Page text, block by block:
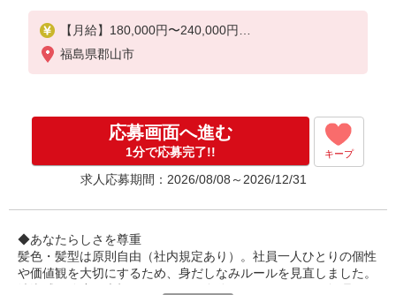
【月給】180,000円〜240,000円
▼下記別途支給
寸志あり：年2回（6月・12月）
※業績による
特別報酬：平均26.7万円（最高額95.8万円）
福島県郡山市
応募画面へ進む
1分で応募完了!! キープ
求人応募期間：2026/08/08～2026/12/31
◆あなたらしさを尊重
髪色・髪型は原則自由（社内規定あり）。社員一人ひとりの個性
や価値観を大切にするため、身だしなみルールを見直しました。